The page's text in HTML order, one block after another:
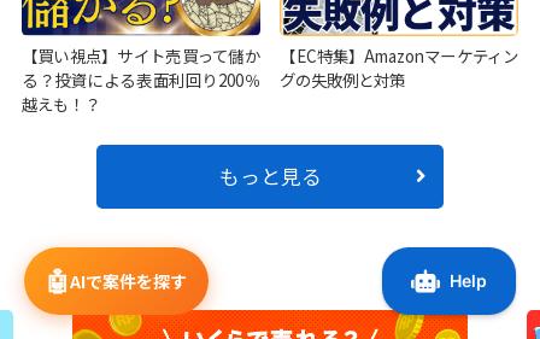
【買い視点】サイト売買って儲か
る？投資による表面利回り200％
越えも！？
【EC特集】Amazonマーケティン
グの失敗例と対策
もっと見る
🤖AIで案件を探す